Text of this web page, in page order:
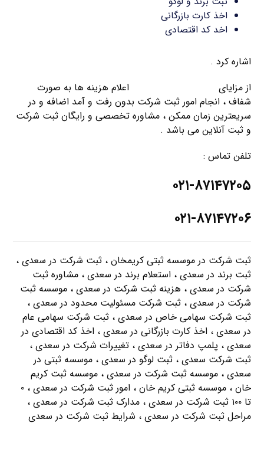
اخذ کارت بازرگانی
اخد کد اقتصادی
اشاره کرد .
از مزایای
اعلام هزینه ها به صورت
شفاف ، انجام امور ثبت شرکت بدون رفت و آمد اضافه و در
سریعترین زمان ممکن ، مشاوره تخصصی و رایگان ثبت شرکت
و ثبت آنلاین می باشد .
تلفن تماس :
۰۲۱-۸۷۱۴۷۲۰۵
۰۲۱-۸۷۱۴۷۲۰۶
ثبت شرکت در موسسه ثبتی کریمخان ، ثبت شرکت در سعدی ،
ثبت برند در سعدی ، استعلام برند در سعدی ، مشاوره ثبت
شرکت در سعدی ، هزینه ثبت شرکت در سعدی ، موسسه ثبت
شرکت در سعدی ، ثبت شرکت مسئولیت محدود در سعدی ،
ثبت شرکت سهامی خاص در سعدی ، ثبت شرکت سهامی عام
در سعدی ، اخذ کارت بازرگانی در سعدی ، اخذ کد اقتصادی در
سعدی ، پلمپ دفاتر در سعدی ، تغییرات شرکت در سعدی ،
ثبت شرکت سعدی ، ثبت لوگو در سعدی ، موسسه ثبتی در
سعدی ، موسسه ثبت شرکت در سعدی ، موسسه ثبت کریم
خان ، موسسه ثبتی کریم خان ، امور ثبت شرکت در سعدی ، ۰
تا ۱۰۰ ثبت شرکت در سعدی ، مدارک ثبت شرکت در سعدی ،
مراحل ثبت شرکت در سعدی ، شرایط ثبت شرکت در سعدی